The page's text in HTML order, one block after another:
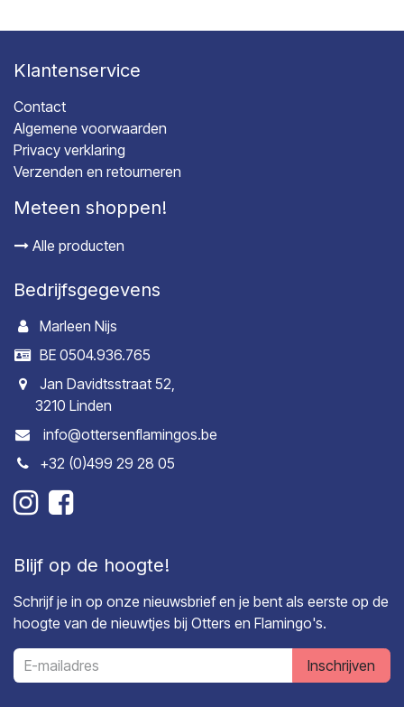
Klantenservice
Contact
Algemene voorwaarden
Privacy verklaring
Verzenden en retourneren
Meteen shoppen!
Alle producten
Bedrijfsgegevens
Marleen Nijs
BE 0504.936.765
Jan Davidtsstraat 52,
3210 Linden
info@ottersenflamingos.be
+32 (0)499 29 28 05
Blijf op de hoogte!
Schrijf je in op onze nieuwsbrief en je bent als eerste op de
hoogte van de nieuwtjes bij Otters en Flamingo's.
Inschrijven